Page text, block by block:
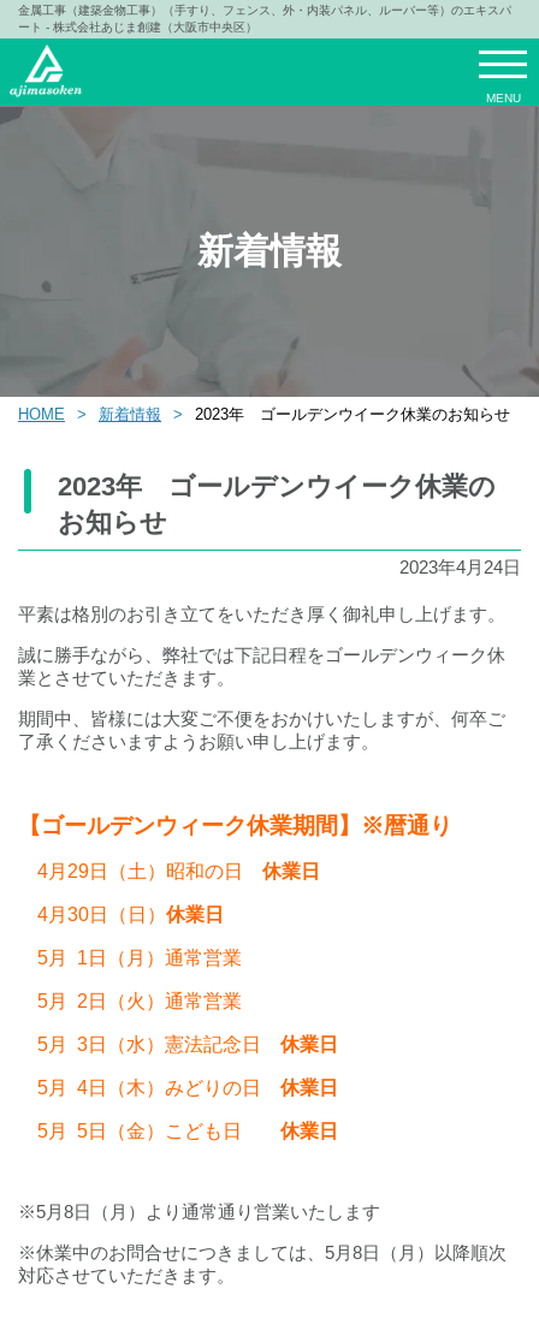
金属工事（建築金物工事）（手すり、フェンス、外・内装パネル、ルーバー等）のエキスパ
ート - 株式会社あじま創建（大阪市中央区）
MENU
新着情報
HOME 新着情報 2023年 ゴールデンウイーク休業のお知らせ
2023年 ゴールデンウイーク休業の
お知らせ
2023年4月24日
平素は格別のお引き立てをいただき厚く御礼申し上げます。
誠に勝手ながら、弊社では下記日程をゴールデンウィーク休
業とさせていただきます。
期間中、皆様には大変ご不便をおかけいたしますが、何卒ご
了承くださいますようお願い申し上げます。
【ゴールデンウィーク休業期間】※暦通り
4月29日（土）昭和の日 休業日
4月30日（日） 休業日
5月 1日（月）通常営業
5月 2日（火）通常営業
5月 3日（水）憲法記念日 休業日
5月 4日（木）みどりの日 休業日
5月 5日（金）こども日 休業日
※5月8日（月）より通常通り営業いたします
※休業中のお問合せにつきましては、5月8日（月）以降順次
対応させていただきます。